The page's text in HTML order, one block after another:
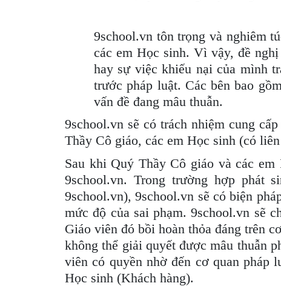
9school.vn tôn trọng và nghiêm
các em Học sinh. Vì vậy, đề
hay sự việc khiếu nại của mình
trước pháp luật. Các bên bao
vấn đề đang mâu thuẫn.
9school.vn sẽ có trách nhiệm cung
Thầy Cô giáo, các em Học sinh (có
Sau khi Quý Thầy Cô giáo và các
9school.vn. Trong trường hợp phát
9school.vn), 9school.vn sẽ có biện
mức độ của sai phạm. 9school.vn sẽ
Giáo viên đó bồi hoàn thỏa đáng trên
không thể giải quyết được mâu thuẫn
viên có quyền nhờ đến cơ quan pháp
Học sinh (Khách hàng).